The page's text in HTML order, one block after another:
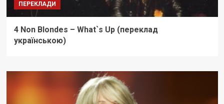
ПЕРЕКЛАДИ
4 Non Blondes – What`s Up (переклад
українською)